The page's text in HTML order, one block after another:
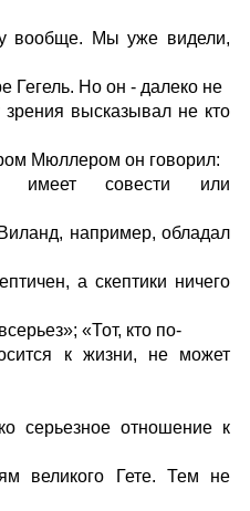
вообще. Мы уже видели,
Гегель. Но он - далеко не
высказывал не кто
Мюллером он говорил:
имеет совести или
например, обладал
а скептики ничего
«Тот, кто по-
к жизни, не может
серьезное отношение к
великого Гете. Тем не